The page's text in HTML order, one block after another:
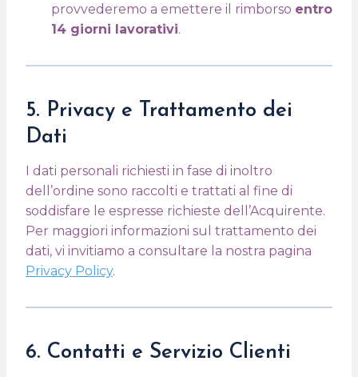
provvederemo a emettere il rimborso entro
14 giorni lavorativi.
5. Privacy e Trattamento dei
Dati
I dati personali richiesti in fase di inoltro
dell’ordine sono raccolti e trattati al fine di
soddisfare le espresse richieste dell’Acquirente.
Per maggiori informazioni sul trattamento dei
dati, vi invitiamo a consultare la nostra pagina
Privacy Policy.
6. Contatti e Servizio Clienti